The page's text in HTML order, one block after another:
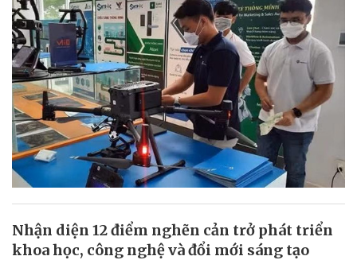
Nhận diện 12 điểm nghẽn cản trở phát triển
khoa học, công nghệ và đổi mới sáng tạo